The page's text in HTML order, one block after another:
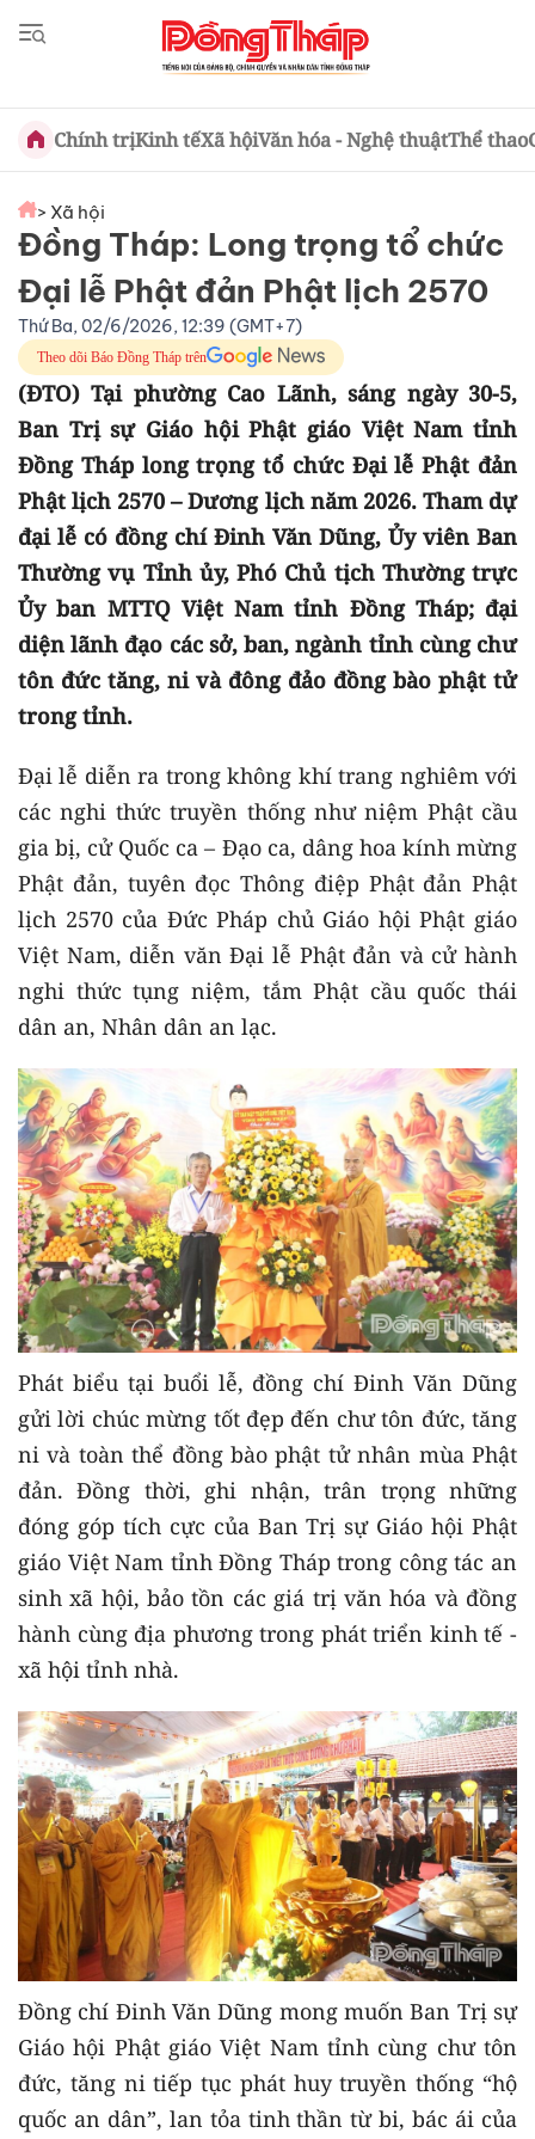
Chính trịKinh tếXã hộiVăn hóa - Nghệ thuậtThể thao
> Xã hội
Đồng Tháp: Long trọng tổ chức
Đại lễ Phật đản Phật lịch 2570
Thứ Ba, 02/6/2026, 12:39 (GMT+7)
Theo dõi Báo Đồng Tháp trên
(ĐTO) Tại phường Cao Lãnh, sáng ngày 30-5,
Ban Trị sự Giáo hội Phật giáo Việt Nam tỉnh
Đồng Tháp long trọng tổ chức Đại lễ Phật đản
Phật lịch 2570 – Dương lịch năm 2026. Tham dự
đại lễ có đồng chí Đinh Văn Dũng, Ủy viên Ban
Thường vụ Tỉnh ủy, Phó Chủ tịch Thường trực
Ủy ban MTTQ Việt Nam tỉnh Đồng Tháp; đại
diện lãnh đạo các sở, ban, ngành tỉnh cùng chư
tôn đức tăng, ni và đông đảo đồng bào phật tử
trong tỉnh.
Đại lễ diễn ra trong không khí trang nghiêm với
các nghi thức truyền thống như niệm Phật cầu
gia bị, cử Quốc ca – Đạo ca, dâng hoa kính mừng
Phật đản, tuyên đọc Thông điệp Phật đản Phật
lịch 2570 của Đức Pháp chủ Giáo hội Phật giáo
Việt Nam, diễn văn Đại lễ Phật đản và cử hành
nghi thức tụng niệm, tắm Phật cầu quốc thái
dân an, Nhân dân an lạc.
Phát biểu tại buổi lễ, đồng chí Đinh Văn Dũng
gửi lời chúc mừng tốt đẹp đến chư tôn đức, tăng
ni và toàn thể đồng bào phật tử nhân mùa Phật
đản. Đồng thời, ghi nhận, trân trọng những
đóng góp tích cực của Ban Trị sự Giáo hội Phật
giáo Việt Nam tỉnh Đồng Tháp trong công tác an
sinh xã hội, bảo tồn các giá trị văn hóa và đồng
hành cùng địa phương trong phát triển kinh tế -
xã hội tỉnh nhà.
Đồng chí Đinh Văn Dũng mong muốn Ban Trị sự
Giáo hội Phật giáo Việt Nam tỉnh cùng chư tôn
đức, tăng ni tiếp tục phát huy truyền thống “hộ
quốc an dân”, lan tỏa tinh thần từ bi, bác ái của